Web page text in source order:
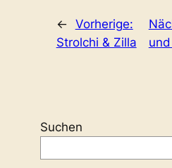
← Vorherige:
Strolchi & Zilla
Suchen